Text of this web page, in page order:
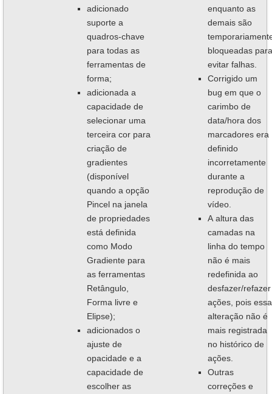
adicionado
suporte a
quadros-chave
para todas as
ferramentas de
forma;
adicionada a
capacidade de
selecionar uma
terceira cor para
criação de
gradientes
(disponível
quando a opção
Pincel na janela
de propriedades
está definida
como Modo
Gradiente para
as ferramentas
Retângulo,
Forma livre e
Elipse);
adicionados o
ajuste de
opacidade e a
capacidade de
escolher as
enquanto as
demais são
bloqueadas para
evitar falhas.
Corrigido um
bug em que o
carimbo de
data/hora dos
marcadores era
definido
incorretamente
durante a
reprodução de
vídeo.
A altura das
camadas na
linha do tempo
não é mais
redefinida ao
desfazer/refazer
ações, pois essa
alteração não é
mais registrada
no histórico de
ações.
Outras
correções e